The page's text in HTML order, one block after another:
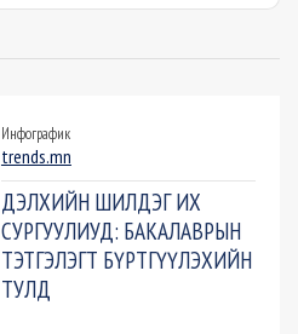
Инфографик
trends.mn
ДЭЛХИЙН ШИЛДЭГ ИХ
СУРГУУЛИУД: БАКАЛАВРЫН
ТЭТГЭЛЭГТ БҮРТГҮҮЛЭХИЙН
ТУЛД